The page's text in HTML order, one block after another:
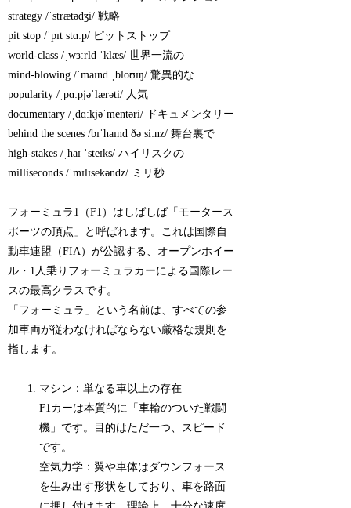
strategy /ˈstrætədʒi/ 戦略
pit stop /ˈpɪt stɑːp/ ピットストップ
world-class /ˌwɜːrld ˈklæs/ 世界一流の
mind-blowing /ˈmaɪnd ˌbloʊɪŋ/ 驚異的な
popularity /ˌpɑːpjəˈlærəti/ 人気
documentary /ˌdɑːkjəˈmentəri/ ドキュメンタリー
behind the scenes /bɪˈhaɪnd ðə siːnz/ 舞台裏で
high-stakes /ˌhaɪ ˈsteɪks/ ハイリスクの
milliseconds /ˈmɪlɪsekəndz/ ミリ秒
フォーミュラ1（F1）はしばしば「モータース
ポーツの頂点」と呼ばれます。これは国際自
動車連盟（FIA）が公認する、オープンホイー
ル・1人乗りフォーミュラカーによる国際レー
スの最高クラスです。
「フォーミュラ」という名前は、すべての参
加車両が従わなければならない厳格な規則を
指します。
マシン：単なる車以上の存在
F1カーは本質的に「車輪のついた戦闘
機」です。目的はただ一つ、スピード
です。
空気力学：翼や車体はダウンフォース
を生み出す形状をしており、車を路面